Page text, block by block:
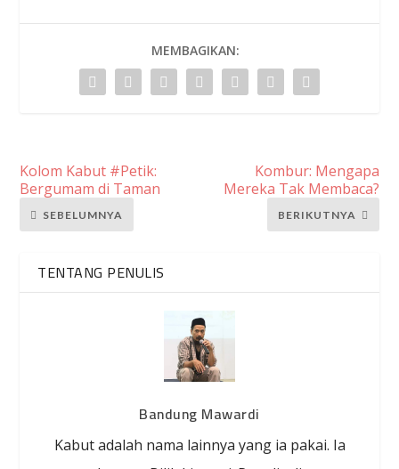
MEMBAGIKAN:
Kolom Kabut #Petik:
Bergumam di Taman
SEBELUMNYA
Kombur: Mengapa
Mereka Tak Membaca?
BERIKUTNYA
TENTANG PENULIS
Bandung Mawardi
Kabut adalah nama lainnya yang ia pakai. Ia